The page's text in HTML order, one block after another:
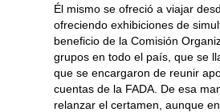
Él mismo se ofreció a viajar
ofreciendo exhibiciones de
beneficio de la Comisión
grupos en todo el país, que se
que se encargaron de reunir
cuentas de la FADA. De esa
relanzar el certamen, aunque